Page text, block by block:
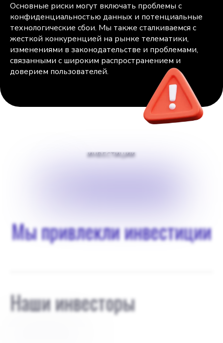
Основные риски могут включать проблемы с
конфиденциальностью данных и потенциальные
технологические сбои. Мы также сталкиваемся с
жесткой конкуренцией на рынке телематики,
изменениями в законодательстве и проблемами,
связанными с широким распространением и
доверием пользователей.
ИНВЕСТИЦИИ
Мы привлекли инвестиции
Наши инвесторы